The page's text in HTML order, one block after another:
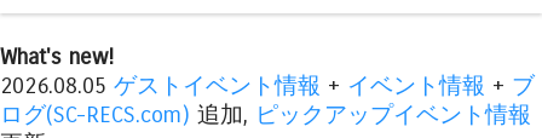
What's new!
2026.08.05 ゲストイベント情報 + イベント情報 + ブ
ログ(SC-RECS.com) 追加, ピックアップイベント情報